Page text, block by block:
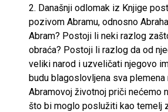
2. Današnji odlomak iz Knjige
pozivom Abramu, odnosno
Abram? Postoji li neki razlog
obraća? Postoji li razlog da od
veliki narod i uzveličati njegovo
budu blagoslovljena sva plemena
Abramovoj životnoj priči nećemo
što bi moglo poslužiti kao temelj